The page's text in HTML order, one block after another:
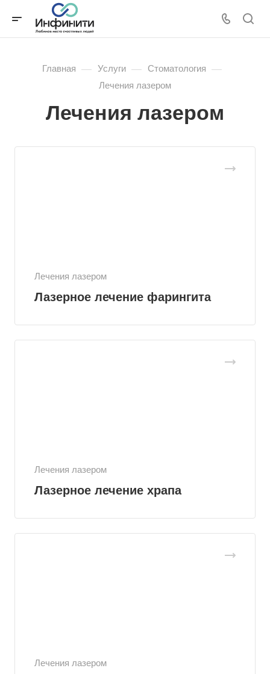
Главная — Услуги — Стоматология —
Лечения лазером
Лечения лазером
Лечения лазером
Лазерное лечение фарингита
Лечения лазером
Лазерное лечение храпа
Лечения лазером